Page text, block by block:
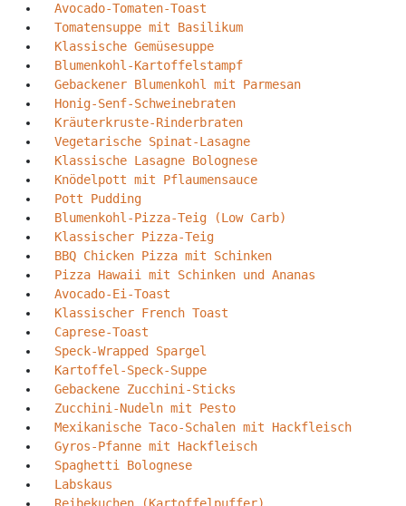
Avocado-Tomaten-Toast
Tomatensuppe mit Basilikum
Klassische Gemüsesuppe
Blumenkohl-Kartoffelstampf
Gebackener Blumenkohl mit Parmesan
Honig-Senf-Schweinebraten
Kräuterkruste-Rinderbraten
Vegetarische Spinat-Lasagne
Klassische Lasagne Bolognese
Knödelpott mit Pflaumensauce
Pott Pudding
Blumenkohl-Pizza-Teig (Low Carb)
Klassischer Pizza-Teig
BBQ Chicken Pizza mit Schinken
Pizza Hawaii mit Schinken und Ananas
Avocado-Ei-Toast
Klassischer French Toast
Caprese-Toast
Speck-Wrapped Spargel
Kartoffel-Speck-Suppe
Gebackene Zucchini-Sticks
Zucchini-Nudeln mit Pesto
Mexikanische Taco-Schalen mit Hackfleisch
Gyros-Pfanne mit Hackfleisch
Spaghetti Bolognese
Labskaus